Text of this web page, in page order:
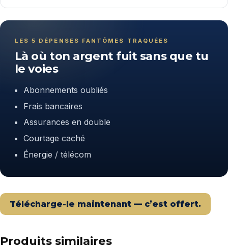
LES 5 DÉPENSES FANTÔMES TRAQUÉES
Là où ton argent fuit sans que tu
le voies
Abonnements oubliés
Frais bancaires
Assurances en double
Courtage caché
Énergie / télécom
Télécharge-le maintenant — c’est offert.
Produits similaires